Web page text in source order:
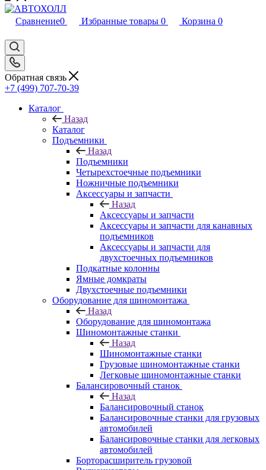
Сравнение0 Избранные товары 0 Корзина 0
Обратная связь
+7 (499) 707-70-39
Каталог
Назад
Каталог
Подъемники
Назад
Подъемники
Четырехстоечные подъемники
Ножничные подъемники
Аксессуары и запчасти
Назад
Аксессуары и запчасти
Аксессуары и запчасти для канавных
подъемников
Аксессуары и запчасти для
двухстоечных подъемников
Подкатные колонны
Ямные домкраты
Двухстоечные подъемники
Оборудование для шиномонтажа
Назад
Оборудование для шиномонтажа
Шиномонтажные станки
Назад
Шиномонтажные станки
Грузовые шиномонтажные станки
Легковые шиномонтажные станки
Балансировочный станок
Назад
Балансировочный станок
Балансировочные станки для грузовых
автомобилей
Балансировочные станки для легковых
автомобилей
Борторасширитель грузовой